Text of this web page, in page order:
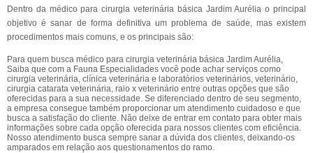
Dentro da médico para cirurgia veterinária básica Jardim Aurélia o principal
objetivo é sanar de forma definitiva um problema de saúde, mas existem
procedimentos mais comuns, e os principais são:
Para quem busca médico para cirurgia veterinária básica Jardim Aurélia,
Saiba que com a Fauna Especialidades você pode achar serviços como
cirurgia veterinária, clínica veterinária e laboratórios veterinários, veterinário,
cirurgia catarata veterinária, raio x veterinário entre outras opções que são
oferecidas para a sua necessidade. Se diferenciado dentro de seu segmento,
a empresa consegue também proporcionar um atendimento cuidadoso e que
busca a satisfação do cliente. Não deixe de entrar em contato para obter mais
informações sobre cada opção oferecida para nossos clientes com eficiência.
Nosso atendimento busca sempre sanar a dúvida dos clientes, deixando-os
amparados em relação aos questionamentos do ramo.